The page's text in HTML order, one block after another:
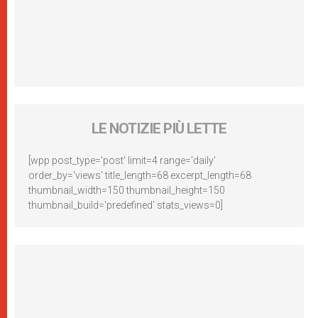
LE NOTIZIE PIÙ LETTE
[wpp post_type='post' limit=4 range='daily'
order_by='views' title_length=68 excerpt_length=68
thumbnail_width=150 thumbnail_height=150
thumbnail_build='predefined' stats_views=0]